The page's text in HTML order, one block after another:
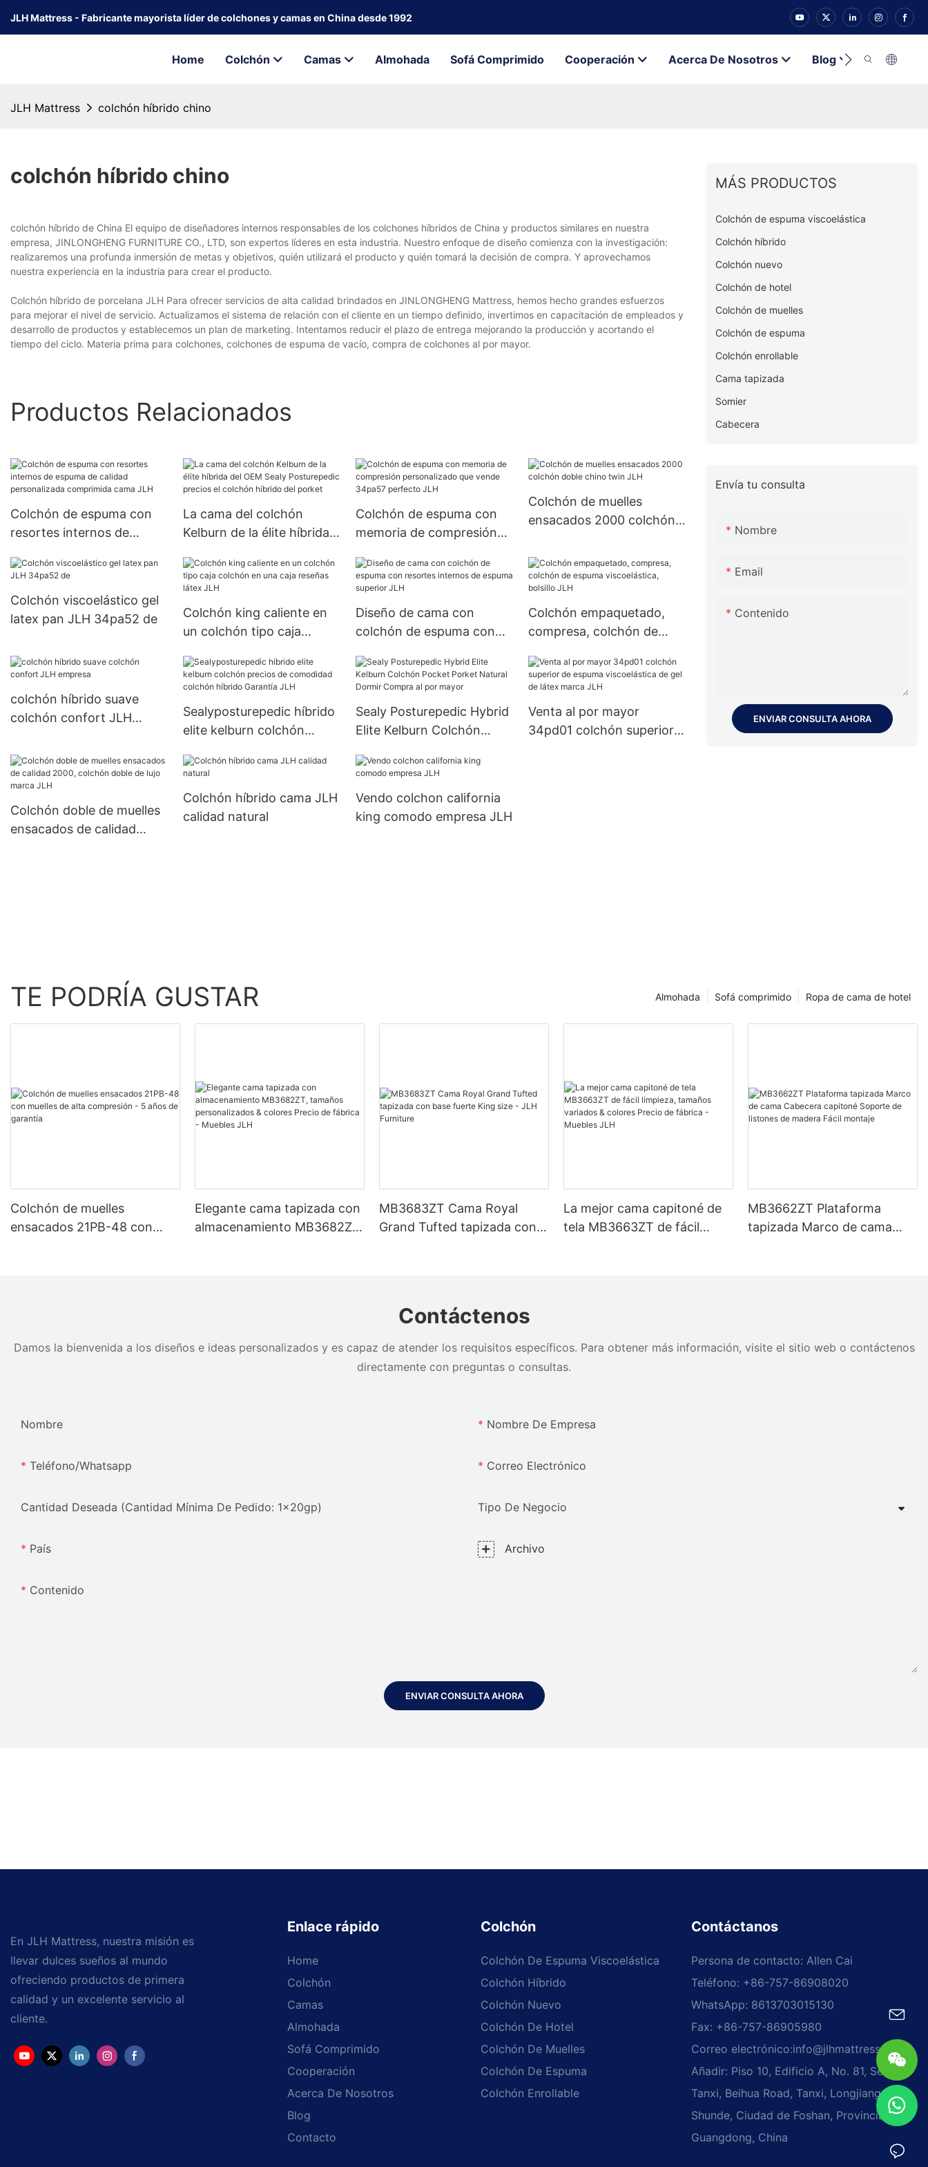
JLH Mattress - Fabricante mayorista líder de colchones y camas en China desde 1992
Home Colchón Camas Almohada Sofá Comprimido Cooperación Acerca De Nosotros Blog Contacto
JLH Mattress colchón híbrido chino
colchón híbrido chino
colchón híbrido de China El equipo de diseñadores internos responsables de los colchones híbridos de China y productos similares en nuestra
empresa, JINLONGHENG FURNITURE CO., LTD, son expertos líderes en esta industria. Nuestro enfoque de diseño comienza con la investigación:
realizaremos una profunda inmersión de metas y objetivos, quién utilizará el producto y quién tomará la decisión de compra. Y aprovechamos
nuestra experiencia en la industria para crear el producto.
Colchón híbrido de porcelana JLH Para ofrecer servicios de alta calidad brindados en JINLONGHENG Mattress, hemos hecho grandes esfuerzos
para mejorar el nivel de servicio. Actualizamos el sistema de relación con el cliente en un tiempo definido, invertimos en capacitación de empleados y
desarrollo de productos y establecemos un plan de marketing. Intentamos reducir el plazo de entrega mejorando la producción y acortando el
tiempo del ciclo. Materia prima para colchones, colchones de espuma de vacío, compra de colchones al por mayor.
Productos Relacionados
Colchón de espuma con
resortes internos de
personalizada comprimida
La cama del colchón
Kelburn de la élite híbrida
Posturepedic precios el
colchón híbrido del porket
Colchón de espuma con
memoria de compresión
34pa57 perfecto JLH
Colchón de muelles
ensacados 2000 colchón
Colchón viscoelástico gel
latex pan JLH 34pa52 de
Colchón king caliente en
un colchón tipo caja
reseñas látex JLH
Diseño de cama con
colchón de espuma con
espuma superior JLH
Colchón empaquetado,
compresa, colchón de
bolsillo JLH
colchón híbrido suave
colchón confort JLH
Sealyposturepedic híbrido
elite kelburn colchón
colchón híbrido Garantía
Sealy Posturepedic Hybrid
Elite Kelburn Colchón
Dormir Compra al por
Venta al por mayor
34pd01 colchón superior
Colchón doble de muelles
ensacados de calidad
Colchón híbrido cama JLH
calidad natural
Vendo colchon california
king comodo empresa JLH
MÁS PRODUCTOS
Colchón de espuma viscoelástica
Colchón híbrido
Colchón nuevo
Colchón de hotel
Colchón de muelles
Colchón de espuma
Colchón enrollable
Cama tapizada
Somier
Cabecera
Envía tu consulta
Nombre
Email
Contenido
ENVIAR CONSULTA AHORA
TE PODRÍA GUSTAR Ropa de cama de hotel
Sofá comprimido
Almohada
Colchón de muelles
ensacados 21PB-48 con
Elegante cama tapizada con
almacenamiento MB3682ZT,
MB3683ZT Cama Royal
Grand Tufted tapizada con
La mejor cama capitoné de
tela MB3663ZT de fácil
MB3662ZT Plataforma
tapizada Marco de cama
Contáctenos
Damos la bienvenida a los diseños e ideas personalizados y es capaz de atender los requisitos específicos. Para obtener más información, visite el sitio web o contáctenos
directamente con preguntas o consultas.
Nombre Nombre De Empresa
Teléfono/whatsapp Correo Electrónico
Cantidad Deseada (Cantidad Mínima De Pedido: 1x20gp) Tipo De Negocio
País Archivo
Contenido
ENVIAR CONSULTA AHORA
En JLH Mattress, nuestra misión es
llevar dulces sueños al mundo
ofreciendo productos de primera
calidad y un excelente servicio al
cliente.
Enlace rápido
Home
Colchón
Camas
Almohada
Sofá Comprimido
Cooperación
Acerca De Nosotros
Blog
Contacto
Colchón
Colchón De Espuma Viscoelástica
Colchón Híbrido
Colchón Nuevo
Colchón De Hotel
Colchón De Muelles
Colchón De Espuma
Colchón Enrollable
Contáctanos
Persona de contacto: Allen Cai
Teléfono: +86-757-86908020
WhatsApp: 8613703015130
Fax: +86-757-86905980
Correo electrónico:info@jlhmattress.cn
Añadir: Piso 10, Edificio A, No. 81, Sección
Tanxi, Beihua Road, Tanxi, Longjiang,
Shunde, Ciudad de Foshan, Provincia de
Guangdong, China